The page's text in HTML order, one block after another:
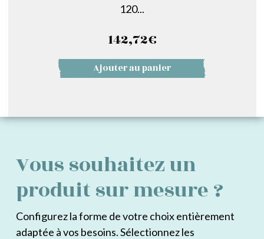
120...
142,72€
Ajouter au panier
Vous souhaitez un
produit sur mesure ?
Configurez la forme de votre choix entièrement
adaptée à vos besoins. Sélectionnez les